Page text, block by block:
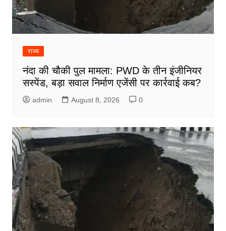
राज्य
नंदा की चौकी पुल मामला: PWD के तीन इंजीनियर
सस्पेंड, बड़ा सवाल निर्माण एजेंसी पर कार्रवाई कब?
admin August 8, 2026 0